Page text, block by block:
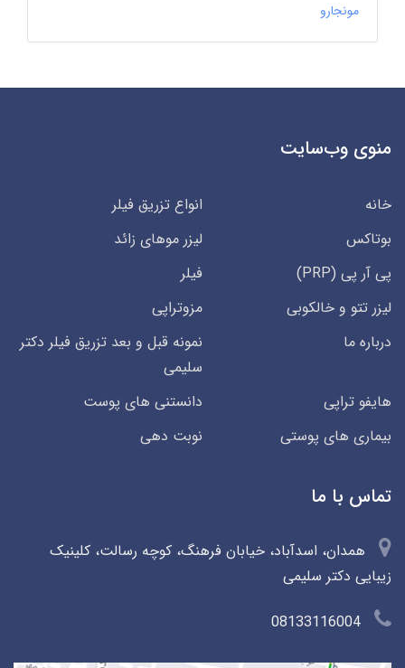
مونجارو
منوی وب‌سایت
خانه
انواع تزریق فیلر
بوتاکس
لیزر موهای زائد
پی آر پی (PRP)
فیلر
لیزر تتو و خالکوبی
مزوتراپی
درباره ما
نمونه قبل و بعد تزریق فیلر دکتر
سلیمی
هایفو تراپی
دانستنی های پوست
بیماری های پوستی
نوبت دهی
تماس با ما
همدان، اسدآباد، خیابان فرهنگ، کوچه رسالت، کلینیک
زیبایی دکتر سلیمی